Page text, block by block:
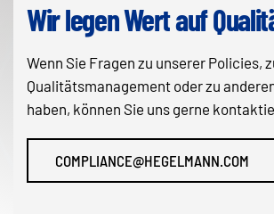
Wir legen Wert auf
Wenn Sie Fragen zu unserer Policies,
Qualitätsmanagement oder zu
haben, können Sie uns gerne
COMPLIANCE@HEGELMANN.COM